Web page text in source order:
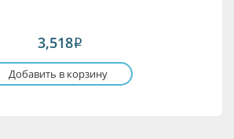
3,518i
Добавить в корзину